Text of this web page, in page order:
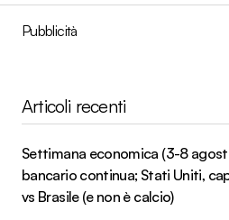
Pubblicità
Articoli recenti
Settimana economica (3-8
bancario continua; Stati Uniti,
vs Brasile (e non è calcio)